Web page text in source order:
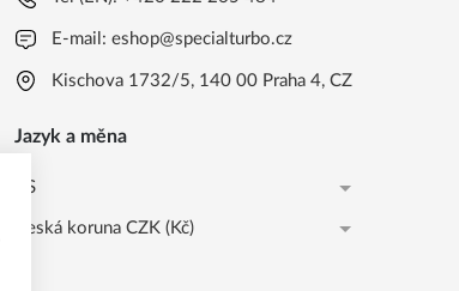
E-mail:eshop@specialturbo.cz
Kischova 1732/5, 140 00 Praha 4, CZ
Jazyk a měna
CS
CS
Česká koruna CZK (Kč)